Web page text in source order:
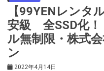
【99YENレンタ
安級 全SSD化！
ル無制限・株式
ン
2022年4月14日